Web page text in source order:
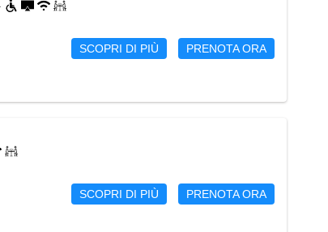
SCOPRI DI PIÙ PRENOTA ORA
SCOPRI DI PIÙ PRENOTA ORA